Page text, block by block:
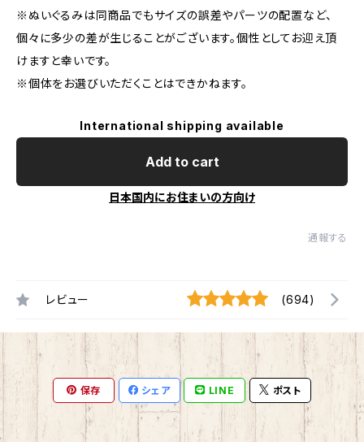
※ぬいぐるみは同商品でもサイズの誤差やパーツの配置など、
個々に多少の差が生じることがございます。個性としてお迎え頂
けますと幸いです。
※個体をお選びいただくことはできかねます。
International shipping available
Add to cart
日本国内にお住まいの方向け
通報する
レビュー (694)
保存 シェア LINE ポスト